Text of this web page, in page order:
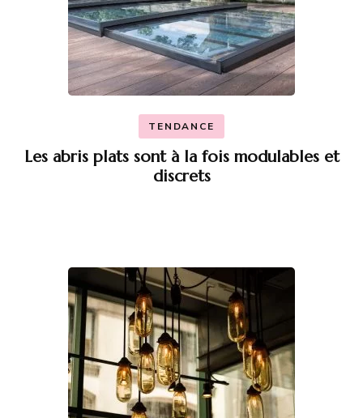
TENDANCE
Les abris plats sont à la fois modulables et
discrets